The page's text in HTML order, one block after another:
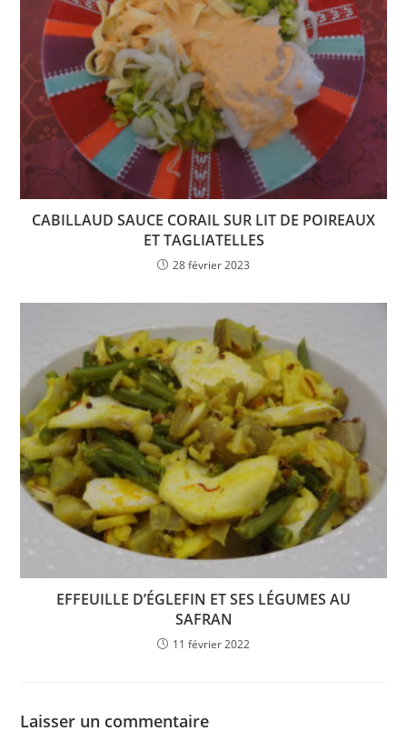
CABILLAUD SAUCE CORAIL SUR LIT DE POIREAUX
ET TAGLIATELLES
28 février 2023
EFFEUILLE D’ÉGLEFIN ET SES LÉGUMES AU
SAFRAN
11 février 2022
Laisser un commentaire